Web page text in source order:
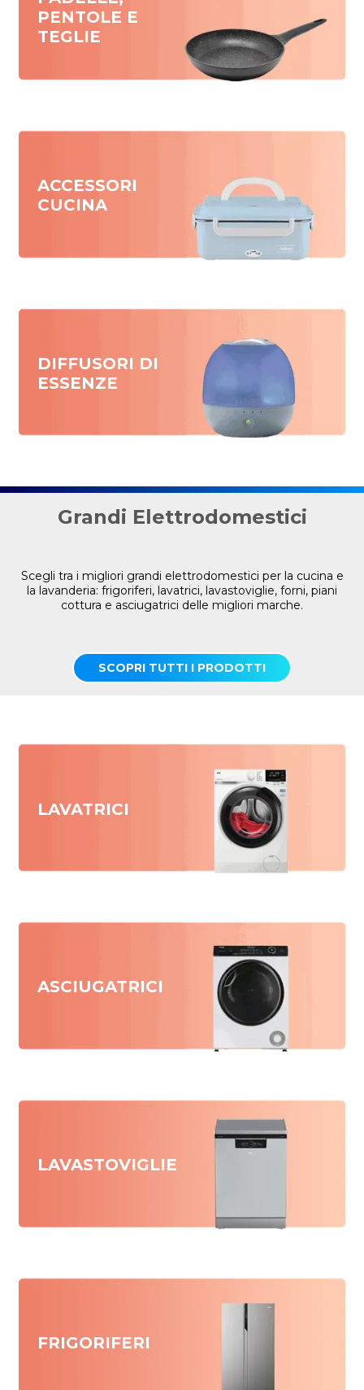
PENTOLE E
TEGLIE
ACCESSORI
CUCINA
DIFFUSORI DI
ESSENZE
Grandi Elettrodomestici
Scegli tra i migliori grandi elettrodomestici per la cucina e
la lavanderia: frigoriferi, lavatrici, lavastoviglie, forni, piani
cottura e asciugatrici delle migliori marche.
SCOPRI TUTTI I PRODOTTI
LAVATRICI
ASCIUGATRICI
LAVASTOVIGLIE
FRIGORIFERI